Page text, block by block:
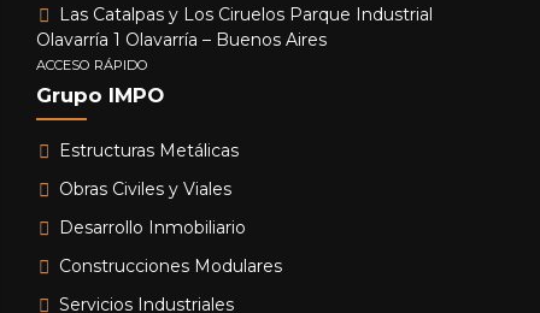
Las Catalpas y Los Ciruelos Parque Industrial
Olavarría 1 Olavarría – Buenos Aires
ACCESO RÁPIDO
Grupo IMPO
Estructuras Metálicas
Obras Civiles y Viales
Desarrollo Inmobiliario
Construcciones Modulares
Servicios Industriales